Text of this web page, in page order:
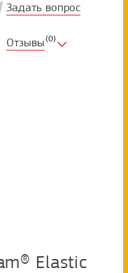
Задать вопрос
Отзывы(0)
Elastic